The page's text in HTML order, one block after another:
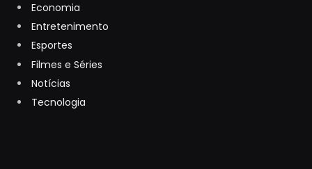
Economia
Entretenimento
Esportes
Filmes e Séries
Notícias
Tecnologia